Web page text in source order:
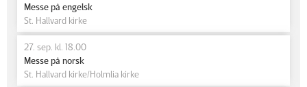
Messe på engelsk
St. Hallvard kirke
27. sep. kl. 18.00
Messe på norsk
St. Hallvard kirke/Holmlia kirke